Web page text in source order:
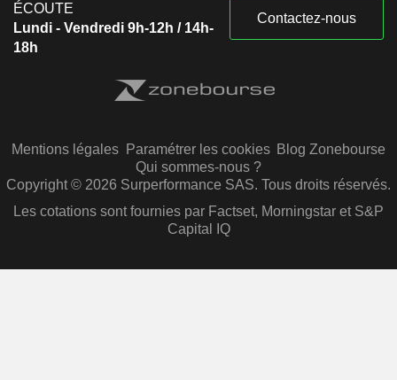
ÉCOUTE
Lundi - Vendredi 9h-12h / 14h-
18h
Contactez-nous
Mentions légales Paramétrer les cookies Blog Zonebourse
Qui sommes-nous ?
Copyright © 2026 Surperformance SAS. Tous droits réservés.
Les cotations sont fournies par Factset, Morningstar et S&P
Capital IQ